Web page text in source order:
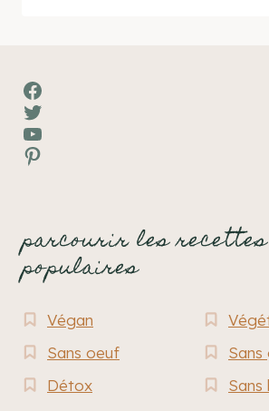
Facebook
Twitter
YouTube
Pinterest
parcourir les recettes
populaires
Végan
Sans oeuf
Sans
Détox
Sans